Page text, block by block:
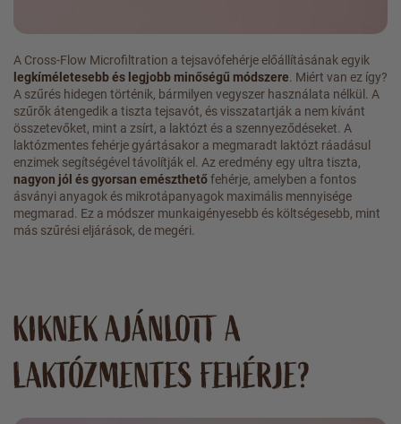
A Cross-Flow Microfiltration a tejsavófehérje előállításának egyik
legkíméletesebb és legjobb minőségű módszere. Miért van ez így?
A szűrés hidegen történik, bármilyen vegyszer használata nélkül. A
szűrők átengedik a tiszta tejsavót, és visszatartják a nem kívánt
összetevőket, mint a zsírt, a laktózt és a szennyeződéseket. A
laktózmentes fehérje gyártásakor a megmaradt laktózt ráadásul
enzimek segítségével távolítják el. Az eredmény egy ultra tiszta,
nagyon jól és gyorsan emészthetőfehérje, amelyben a fontos
ásványi anyagok és mikrotápanyagok maximális mennyisége
megmarad. Ez a módszer munkaigényesebb és költségesebb, mint
más szűrési eljárások, de megéri.
KIKNEK AJÁNLOTT A
LAKTÓZMENTES FEHÉRJE?